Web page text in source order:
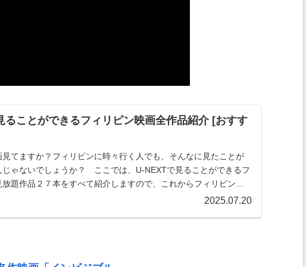
ることができるフィリピン映画全作品紹介 [おすす
見てますか？フィリピンに時々行く人でも、そんなに見たことが
じゃないでしょうか？ ここでは、U-NEXTで見ることができるフ
放題作品２７本をすべて紹介しますので、これからフィリピン映
2025.07.20